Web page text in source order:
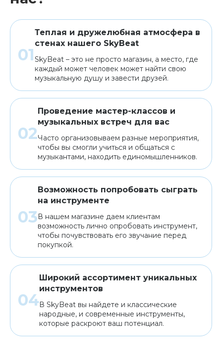
Теплая и дружелюбная атмосфера в
стенах нашего SkyBeat
SkyBeat – это не просто магазин, а место, где
каждый может человек может найти свою
музыкальную душу и завести друзей.
Проведение мастер-классов и
музыкальных встреч для вас
Часто организовываем разные мероприятия,
чтобы вы смогли учиться и общаться с
музыкантами, находить единомышленников.
Возможность попробовать сыграть
на инструменте
В нашем магазине даем клиентам
возможность лично опробовать инструмент,
чтобы почувствовать его звучание перед
покупкой.
Широкий ассортимент уникальных
инструментов
В SkyBeat вы найдете и классические
народные, и современные инструменты,
которые раскроют ваш потенциал.